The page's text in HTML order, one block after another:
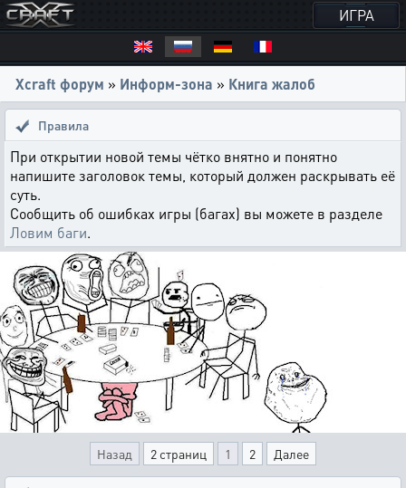
ИГРА
Xcraft форум » Информ-зона » Книга жалоб
Правила
При открытии новой темы чётко внятно и понятно
напишите заголовок темы, который должен раскрывать её
суть.
Сообщить об ошибках игры (багах) вы можете в разделе
Ловим баги.
Назад 2 страниц 1 2 Далее